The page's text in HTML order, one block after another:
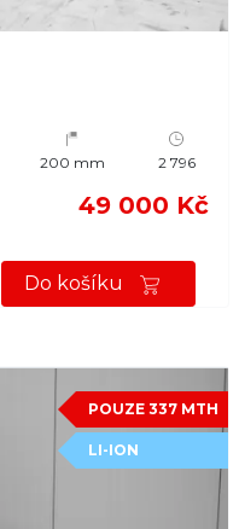
200 mm 2 796
49 000 Kč
Do košíku
POUZE 337 MTH
LI-ION